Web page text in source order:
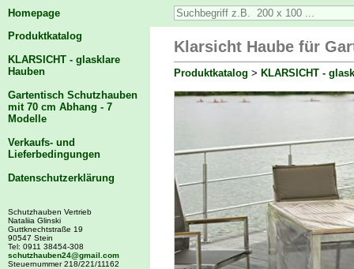
Homepage
Produktkatalog
KLARSICHT - glasklare
Hauben
Gartentisch Schutzhauben
mit 70 cm Abhang - 7
Modelle
Verkaufs- und
Lieferbedingungen
Datenschutzerklärung
Schutzhauben Vertrieb
Nataliia Glinski
Guttknechtstraße 19
90547 Stein
Tel: 0911 38454-308
schutzhauben24@gmail.com
Steuernummer 218/221/11162
Klarsicht Haube für
Produktkatalog > KLARSICHT -